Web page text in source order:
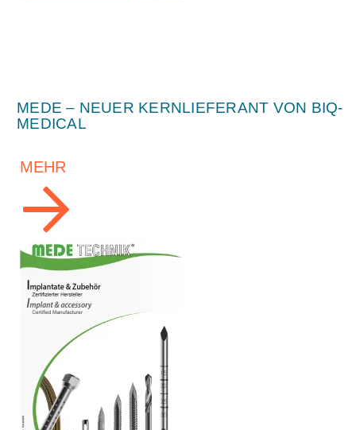
MEDE – NEUER KERNLIEFERANT VON BIQ-
MEDICAL
MEHR